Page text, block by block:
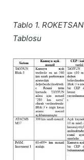
Tablo 1.
Tablosu